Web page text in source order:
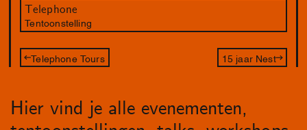
Telephone
Tentoonstelling
Telephone Tours 15 jaar Nest
Hier vind je alle evenementen,